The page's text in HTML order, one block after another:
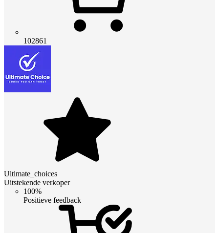
102861
Ultimate_choices
Uitstekende verkoper
100%
Positieve feedback